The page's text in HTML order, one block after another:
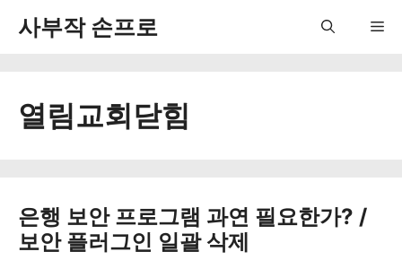
사부작 손프로
열림교회닫힘
은행 보안 프로그램 과연 필요한가? /
보안 플러그인 일괄 삭제